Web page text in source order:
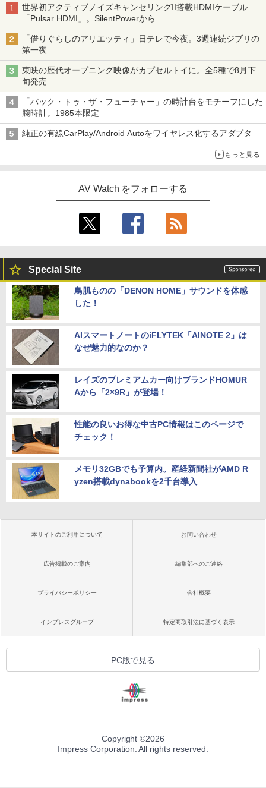
世界初アクティブノイズキャンセリングII搭載HDMIケーブル
「Pulsar HDMI」。SilentPowerから
「借りぐらしのアリエッティ」日テレで今夜。3週連続ジブリの
第一夜
東映の歴代オープニング映像がカプセルトイに。全5種で8月下
旬発売
「バック・トゥ・ザ・フューチャー」の時計台をモチーフにした
腕時計。1985本限定
純正の有線CarPlay/Android Autoをワイヤレス化するアダプタ
もっと見る
AV Watch をフォローする
Special Site
鳥肌ものの「DENON HOME」サウンドを体感
した！
AIスマートノートのiFLYTEK「AINOTE 2」は
なぜ魅力的なのか？
レイズのプレミアムカー向けブランドHOMUR
Aから「2×9R」が登場！
性能の良いお得な中古PC情報はこのページで
チェック！
メモリ32GBでも予算内。産経新聞社がAMD R
yzen搭載dynabookを2千台導入
本サイトのご利用について お問い合わせ
広告掲載のご案内 編集部へのご連絡
プライバシーポリシー 会社概要
インプレスグループ 特定商取引法に基づく表示
PC版で見る
Copyright ©2026
Impress Corporation. All rights reserved.